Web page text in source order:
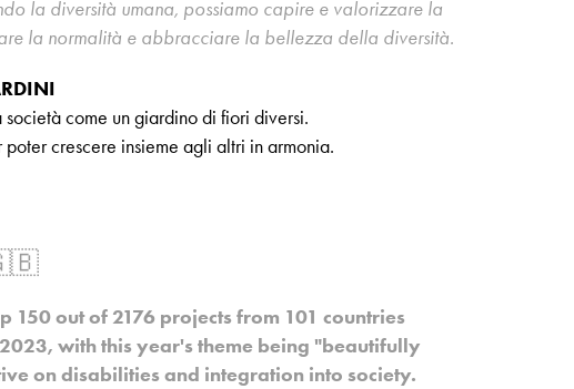
la diversità umana, possiamo capire e valorizzare la
la normalità e abbracciare la bellezza della diversità.
come un giardino di fiori diversi.
crescere insieme agli altri in armonia.
150 out of 2176 projects from 101 countries
with this year's theme being "beautifully
on disabilities and integration into society.